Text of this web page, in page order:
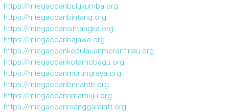
https://miegacoanbulukumba.org
https://miegacoanbintang.org
https://miegacoansintangka.org
https://miegacoanbajawa.org
https://miegacoankepulauanmerantiriau.org
https://miegacoankotamobagu.org
https://miegacoanmurungraya.org
https://miegacoanbimantb.org
https://miegacoannmamuju.org
https://miegacoanmanggaraintt.org